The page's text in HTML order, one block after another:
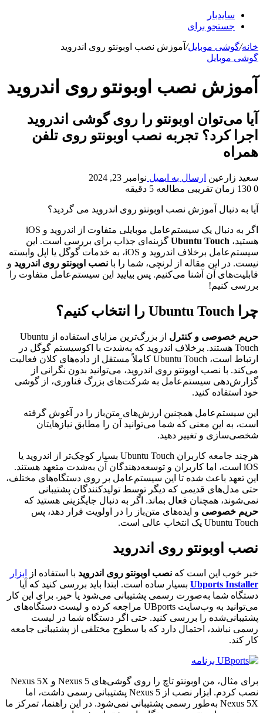
سایدبار
جستجو برای
خانه/گوشی موبایل/ آموزش نصب اوبونتو روی اندروید
گوشی موبایل
آموزش نصب اوبونتو روی اندروید
آیا می‌توان اوبونتو را روی گوشی اندروید
اجرا کرد؟ تجربه نصب اوبونتو روی تلفن
همراه
سعید زارعین ارسال به ایمیل نوامبر 23, 2024
0
زمان تقریبی مطالعه 5 دقیقه
آیا به دنبال آموزش نصب اوبونتو روی اندروید می گردید؟
اگر به دنبال یک سیستم‌عامل موبایلی متفاوت از اندروید و iOS
هستید، Ubuntu Touch گزینه‌ای جذاب برای بررسی است. این
سیستم‌عامل برخلاف اندروید و iOS، به خدمات گوگل یا اپل وابسته
نیست. در این مقاله از لرنچی، شما را با نصب اوبونتو روی اندروید و
قابلیت‌های آن آشنا می‌کنیم. پس بیایید این سیستم‌عامل متفاوت را
بررسی کنیم!
چرا Ubuntu Touch را انتخاب کنیم؟
حریم خصوصی و کنترل
از بزرگ‌ترین مزایای استفاده از Ubuntu
Touch هستند. برخلاف اندروید که به‌شدت با اکوسیستم گوگل در
ارتباط است، Ubuntu Touch کاملاً مستقل از داده‌های کلان فعالیت
می‌کند. با نصب اوبونتو روی اندروید، می‌توانید بدون نگرانی از
گزارش‌دهی سیستم‌عامل به شرکت‌های بزرگ فناوری، از گوشی
خود استفاده کنید.
این سیستم‌عامل همچنین ارزش‌های متن‌باز را در آغوش گرفته
است، به این معنی که شما می‌توانید آن را مطابق نیازهایتان
شخصی‌سازی و تغییر دهید.
هرچند جامعه کاربران Ubuntu Touch بسیار کوچک‌تر از اندروید یا
iOS است، اما کاربران و توسعه‌دهندگان آن به‌شدت متعهد هستند.
این تعهد باعث شده تا این سیستم‌عامل بر روی دستگاه‌های مختلف،
حتی مدل‌های قدیمی که دیگر توسط تولیدکنندگان پشتیبانی
نمی‌شوند، همچنان فعال بماند. اگر به دنبال جایگزینی هستید که
حریم خصوصی و ایده‌های متن‌باز را در اولویت قرار دهد، پس
Ubuntu Touch یک انتخاب عالی است.
نصب اوبونتو روی اندروید
خبر خوب این است که نصب اوبونتو روی اندروید با استفاده از
ابزار
Ubports Installer بسیار ساده است. ابتدا باید بررسی کنید که آیا
دستگاه شما به‌صورت رسمی پشتیبانی می‌شود یا خیر. برای این کار
می‌توانید به وب‌سایت UBports مراجعه کرده و لیست دستگاه‌های
پشتیبانی‌شده را بررسی کنید. حتی اگر دستگاه شما در لیست
رسمی نباشد، احتمال دارد که با سطوح مختلفی از پشتیبانی جامعه
کار کند.
برای مثال، من اوبونتو تاچ را روی گوشی‌های Nexus 5 و Nexus 5X
نصب کردم. ابزار نصب از Nexus 5 پشتیبانی رسمی داشت، اما
Nexus 5X به‌طور رسمی پشتیبانی نمی‌شود. در این راهنما، تمرکز ما